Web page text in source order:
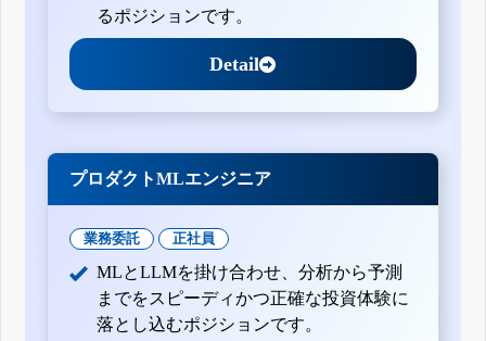
るポジションです。
Detail
プロダクトMLエンジニア
業務委託 正社員
MLとLLMを掛け合わせ、分析から予測
までをスピーディかつ正確な投資体験に
落とし込むポジションです。